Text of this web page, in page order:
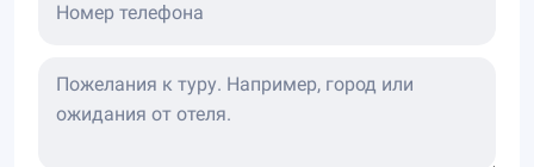
Номер телефона